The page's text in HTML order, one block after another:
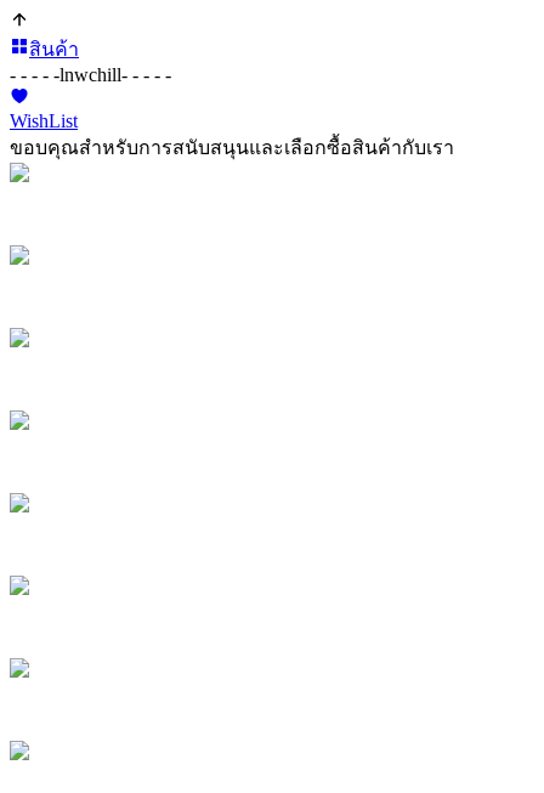
สินค้า
- - - - -lnwchill- - - - -
WishList
ขอบคุณสำหรับการสนับสนุนและเลือกซื้อสินค้ากับเรา